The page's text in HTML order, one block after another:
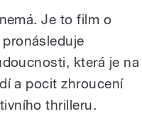
Je to film o
která je na
a pocit zhroucení
thrilleru.